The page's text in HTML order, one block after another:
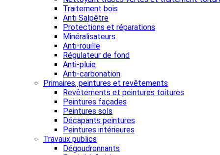
Traitement bois
Anti Salpêtre
Protections et réparations
Minéralisateurs
Anti-rouille
Régulateur de fond
Anti-pluie
Anti-carbonation
Primaires, peintures et revêtements
Revêtements et peintures toitures
Peintures façades
Peintures sols
Décapants peintures
Peintures intérieures
Travaux publics
Dégoudronnants